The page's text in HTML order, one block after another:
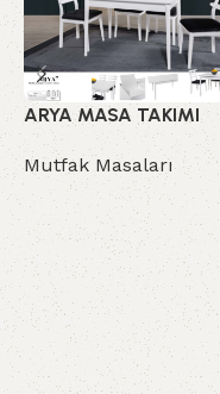
ARYA MASA TAKIMI
Mutfak Masaları